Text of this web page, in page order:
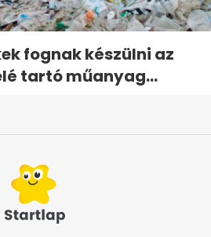
fognak készülni az
tartó műanyag...